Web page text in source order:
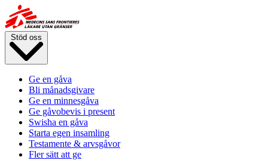
Hoppa
till
huvudinnehåll
Stöd oss
Ge en gåva
Bli månadsgivare
Ge en minnesgåva
Ge gåvobevis i present
Swisha en gåva
Starta egen insamling
Testamente & arvsgåvor
Fler sätt att ge